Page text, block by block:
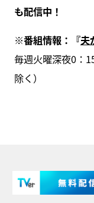
も配信中！
※番組情報：『夫
毎週火曜深夜0：
除く）